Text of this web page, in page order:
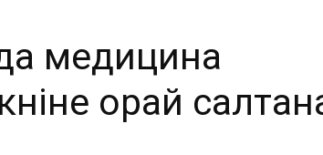
медицина
орай